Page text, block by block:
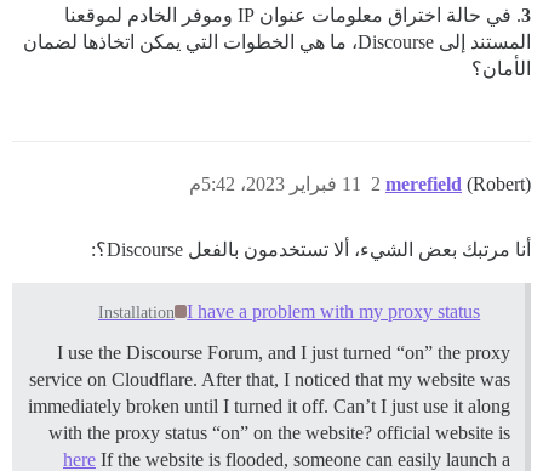
3
. في حالة اختراق معلومات عنوان IP وموفر الخادم لموقعنا
المستند إلى Discourse، ما هي الخطوات التي يمكن اتخاذها لضمان
الأمان؟
merefield (Robert) 11 فبراير 2023، 5:42م 2
أنا مرتبك بعض الشيء، ألا تستخدمون بالفعل Discourse؟:
I have a problem with my proxy status
Installation
I use the Discourse Forum, and I just turned “on” the proxy
service on Cloudflare. After that, I noticed that my website was
immediately broken until I turned it off. Can’t I just use it along
with the proxy status “on” on the website? official website is
here If the website is flooded, someone can easily launch a